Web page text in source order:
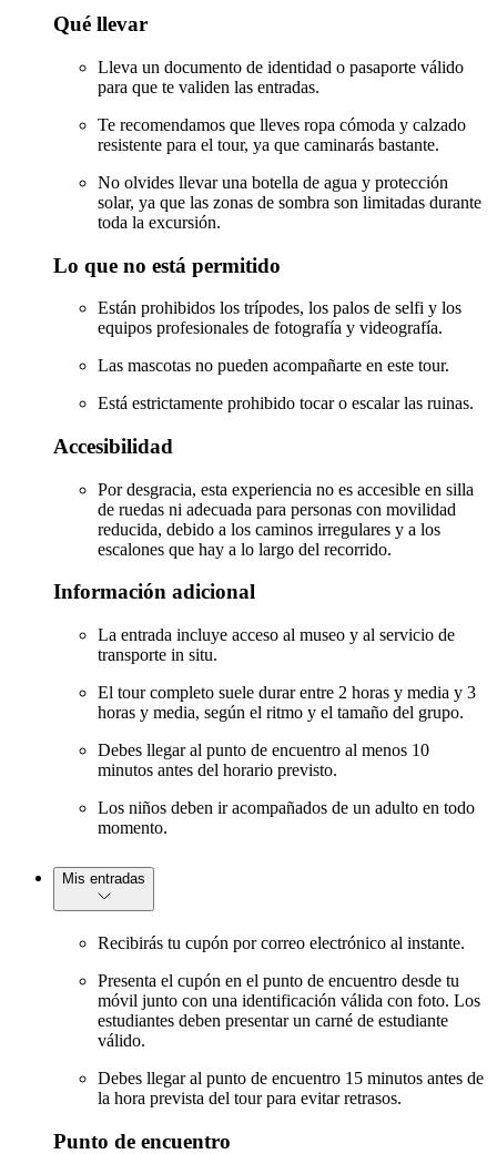
Qué llevar
Lleva un documento de identidad o pasaporte válido
para que te validen las entradas.
Te recomendamos que lleves ropa cómoda y calzado
resistente para el tour, ya que caminarás bastante.
No olvides llevar una botella de agua y protección
solar, ya que las zonas de sombra son limitadas durante
toda la excursión.
Lo que no está permitido
Están prohibidos los trípodes, los palos de selfi y los
equipos profesionales de fotografía y videografía.
Las mascotas no pueden acompañarte en este tour.
Está estrictamente prohibido tocar o escalar las ruinas.
Accesibilidad
Por desgracia, esta experiencia no es accesible en silla
de ruedas ni adecuada para personas con movilidad
reducida, debido a los caminos irregulares y a los
escalones que hay a lo largo del recorrido.
Información adicional
La entrada incluye acceso al museo y al servicio de
transporte in situ.
El tour completo suele durar entre 2 horas y media y 3
horas y media, según el ritmo y el tamaño del grupo.
Debes llegar al punto de encuentro al menos 10
minutos antes del horario previsto.
Los niños deben ir acompañados de un adulto en todo
momento.
Mis entradas
Recibirás tu cupón por correo electrónico al instante.
Presenta el cupón en el punto de encuentro desde tu
móvil junto con una identificación válida con foto. Los
estudiantes deben presentar un carné de estudiante
válido.
Debes llegar al punto de encuentro 15 minutos antes de
la hora prevista del tour para evitar retrasos.
Punto de encuentro